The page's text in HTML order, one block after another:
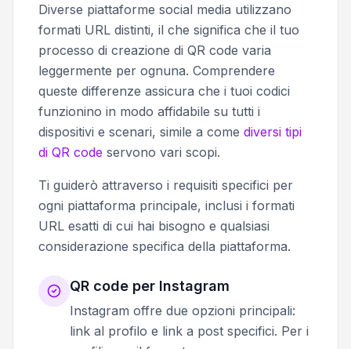
Diverse piattaforme social media utilizzano
formati URL distinti, il che significa che il tuo
processo di creazione di QR code varia
leggermente per ognuna. Comprendere
queste differenze assicura che i tuoi codici
funzionino in modo affidabile su tutti i
dispositivi e scenari, simile a come diversi tipi
di QR code servono vari scopi.
Ti guiderò attraverso i requisiti specifici per
ogni piattaforma principale, inclusi i formati
URL esatti di cui hai bisogno e qualsiasi
considerazione specifica della piattaforma.
QR code per Instagram
Instagram offre due opzioni principali:
link al profilo e link a post specifici. Per i